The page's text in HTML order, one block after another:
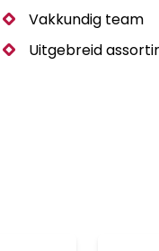
Vakkundig team
Uitgebreid